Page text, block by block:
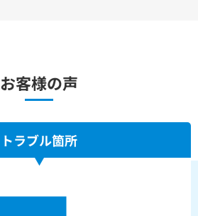
お客様の声
トラブル箇所